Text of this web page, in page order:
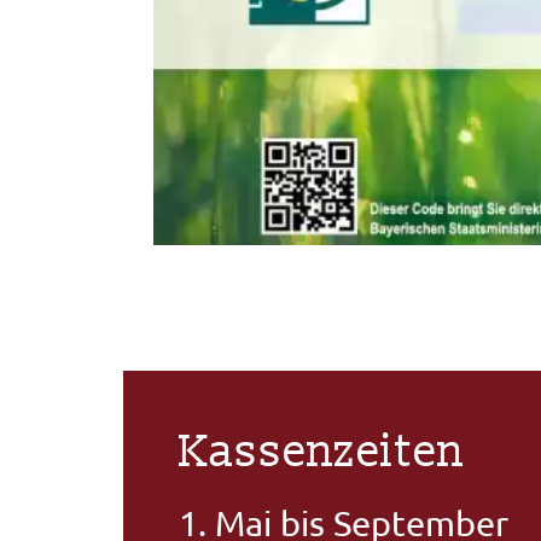
Kassenzeiten
1. Mai bis September